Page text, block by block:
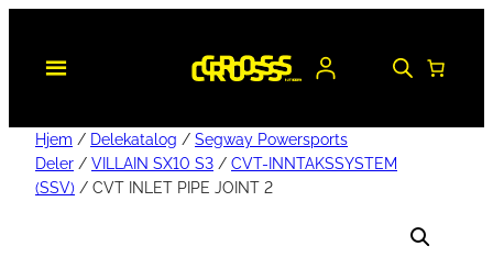
Hjem / Delekatalog / Segway Powersports
Deler / VILLAIN SX10 S3 / CVT-INNTAKSSYSTEM
(SSV) / CVT INLET PIPE JOINT 2